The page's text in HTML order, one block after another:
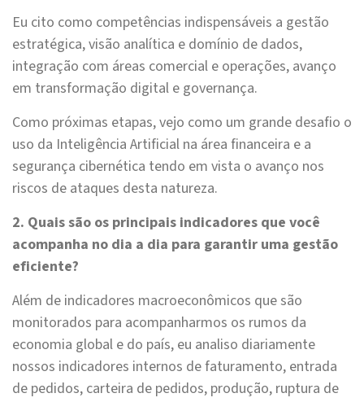
Eu cito como competências indispensáveis a gestão
estratégica, visão analítica e domínio de dados,
integração com áreas comercial e operações, avanço
em transformação digital e governança.
Como próximas etapas, vejo como um grande desafio o
uso da Inteligência Artificial na área financeira e a
segurança cibernética tendo em vista o avanço nos
riscos de ataques desta natureza.
2. Quais são os principais indicadores que você
acompanha no dia a dia para garantir uma gestão
eficiente?
Além de indicadores macroeconômicos que são
monitorados para acompanharmos os rumos da
economia global e do país, eu analiso diariamente
nossos indicadores internos de faturamento, entrada
de pedidos, carteira de pedidos, produção, ruptura de